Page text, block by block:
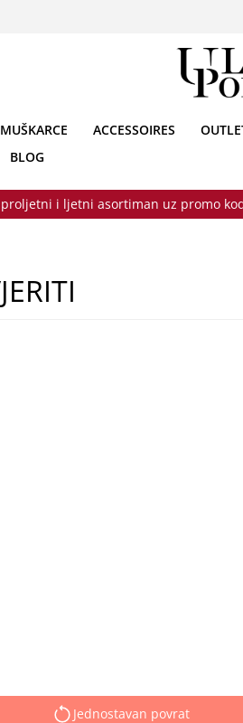
ACCESSOIRES
BLOG
i ljetni asortiman uz promo
Jednostavan povrat